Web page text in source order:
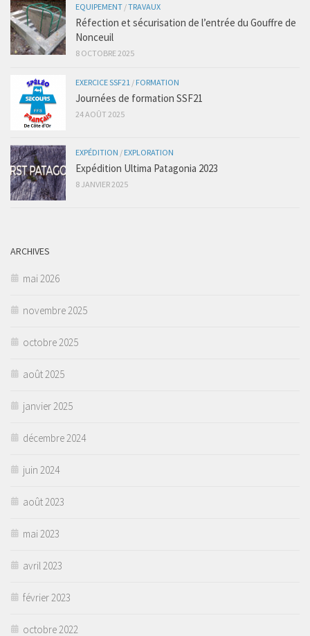
EQUIPEMENT /TRAVAUX
Réfection et sécurisation de l’entrée du Gouffre de
Nonceuil
8 OCTOBRE 2025
EXERCICE SSF21 / FORMATION
Journées de formation SSF21
24 AOÛT 2025
EXPÉDITION / EXPLORATION
Expédition Ultima Patagonia 2023
8 JANVIER 2025
ARCHIVES
mai 2026
novembre 2025
octobre 2025
août 2025
janvier 2025
décembre 2024
juin 2024
août 2023
mai 2023
avril 2023
février 2023
octobre 2022